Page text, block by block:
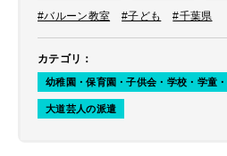
#バルーン教室
#子ども #千葉県
カテゴリ ：
幼稚園・保育園・子供会・学校・学童
大道芸人の派遣